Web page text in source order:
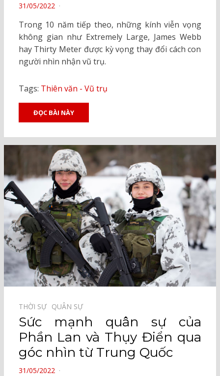
POSTED
31/05/2022
Trong 10 năm tiếp theo, những kính viễn vọng
không gian như Extremely Large, James Webb
hay Thirty Meter được kỳ vọng thay đổi cách con
người nhìn nhận vũ trụ.
Tags: Thiên văn - Vũ trụ
ĐỌC BÀI NÀY
THỜI SỰ⠀ QUÂN SỰ⠀
Sức mạnh quân sự của
Phần Lan và Thụy Điển qua
góc nhìn từ Trung Quốc
POSTED
31/05/2022